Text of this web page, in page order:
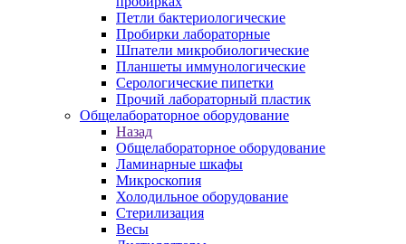
Петли бактериологические
Пробирки лабораторные
Шпатели микробиологические
Планшеты иммунологические
Серологические пипетки
Прочий лабораторный пластик
Общелабораторное оборудование
Назад
Общелабораторное оборудование
Ламинарные шкафы
Микроскопия
Холодильное оборудование
Стерилизация
Весы